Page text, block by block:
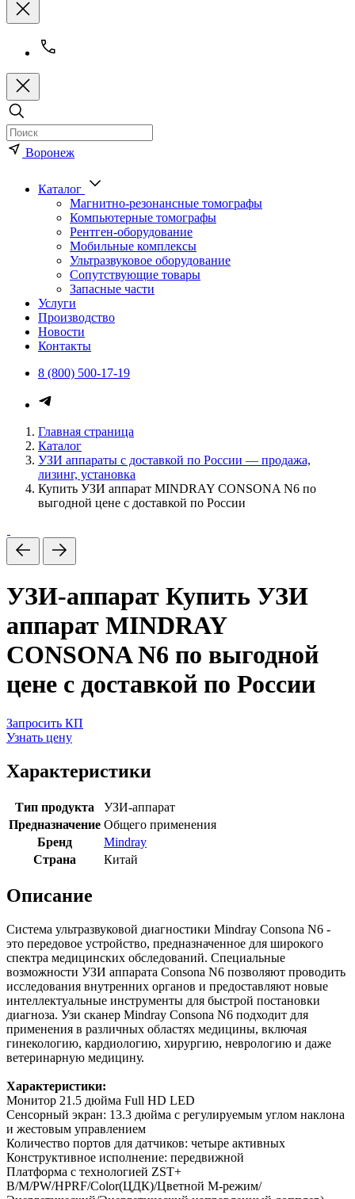
Воронеж
Каталог
Магнитно-резонансные томографы
Компьютерные томографы
Рентген-оборудование
Мобильные комплексы
Ультразвуковое оборудование
Сопутствующие товары
Запасные части
Услуги
Производство
Новости
Контакты
8 (800) 500-17-19
Каталог медицинского
Главная страница
Каталог
УЗИ аппараты с доставкой по России — продажа,
лизинг, установка
Купить УЗИ аппарат MINDRAY CONSONA N6 по
выгодной цене с доставкой по России
УЗИ-аппарат Купить УЗИ
аппарат MINDRAY
CONSONA N6 по выгодной
цене с доставкой по России
Запросить КП
Узнать цену
Характеристики
Тип продукта
УЗИ-аппарат
Предназначение Общего применения
Бренд
Mindray
Страна
Китай
Описание
Система ультразвуковой диагностики Mindray Consona N6 -
это передовое устройство, предназначенное для широкого
спектра медицинских обследований. Специальные
возможности УЗИ аппарата Consona N6 позволяют проводить
исследования внутренних органов и предоставляют новые
интеллектуальные инструменты для быстрой постановки
диагноза. Узи сканер Mindray Consona N6 подходит для
применения в различных областях медицины, включая
гинекологию, кардиологию, хирургию, неврологию и даже
ветеринарную медицину.
Характеристики:
Монитор 21.5 дюйма Full HD LED
Сенсорный экран: 13.3 дюйма c регулируемым углом наклона
и жестовым управлением
Количество портов для датчиков: четыре активных
Конструктивное исполнение: передвижной
Платформа с технологией ZST+
B/M/PW/HPRF/Color(ЦДК)/Цветной М-режим/